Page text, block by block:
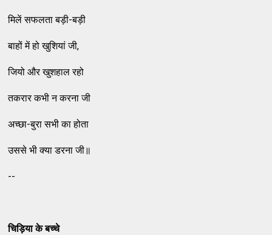
मिलें सफलता बड़ी-बड़ी
बाहों में हो खुशियां जी,
जियो और खुशहाल रहो
तकरार कभी न करना जी
अच्‍छा-बुरा सभी का होता
उससे भी क्‍या डरना जी॥
--
चिड़िया के बच्‍चे